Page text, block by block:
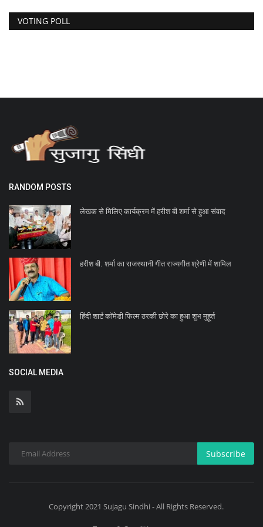
VOTING POLL
RANDOM POSTS
लेखक से मिलिए कार्यक्रम में हरीश बी शर्मा से हुआ संवाद
हरीश बी. शर्मा का राजस्थानी गीत राज्यगीत श्रेणी में शामिल
हिंदी शार्ट कॉमेडी फिल्म ठरकी छोरे का हुआ शुभ मुहूर्त
SOCIAL MEDIA
Subscribe
Copyright 2021 Sujagu Sindhi - All Rights Reserved.